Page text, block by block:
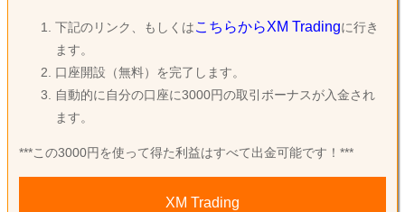
下記のリンク、もしくはこちらからXM Tradingに行き
ます。
口座開設（無料）を完了します。
自動的に自分の口座に3000円の取引ボーナスが入金され
ます。
***この3000円を使って得た利益はすべて出金可能です！***
XM Trading